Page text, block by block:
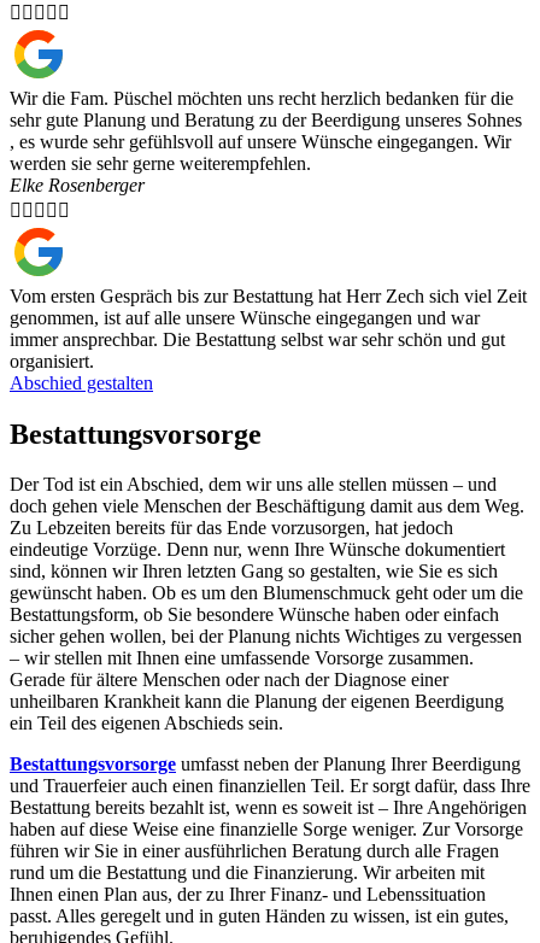
    
Wir die Fam. Püschel möchten uns recht herzlich bedanken für die
sehr gute Planung und Beratung zu der Beerdigung unseres Sohnes
, es wurde sehr gefühlsvoll auf unsere Wünsche eingegangen. Wir
werden sie sehr gerne weiterempfehlen.
Elke Rosenberger
    
Vom ersten Gespräch bis zur Bestattung hat Herr Zech sich viel Zeit
genommen, ist auf alle unsere Wünsche eingegangen und war
immer ansprechbar. Die Bestattung selbst war sehr schön und gut
organisiert.
Abschied gestalten
Bestattungsvorsorge
Der Tod ist ein Abschied, dem wir uns alle stellen müssen – und
doch gehen viele Menschen der Beschäftigung damit aus dem Weg.
Zu Lebzeiten bereits für das Ende vorzusorgen, hat jedoch
eindeutige Vorzüge. Denn nur, wenn Ihre Wünsche dokumentiert
sind, können wir Ihren letzten Gang so gestalten, wie Sie es sich
gewünscht haben. Ob es um den Blumenschmuck geht oder um die
Bestattungsform, ob Sie besondere Wünsche haben oder einfach
sicher gehen wollen, bei der Planung nichts Wichtiges zu vergessen
– wir stellen mit Ihnen eine umfassende Vorsorge zusammen.
Gerade für ältere Menschen oder nach der Diagnose einer
unheilbaren Krankheit kann die Planung der eigenen Beerdigung
ein Teil des eigenen Abschieds sein.
Bestattungsvorsorge umfasst neben der Planung Ihrer Beerdigung
und Trauerfeier auch einen finanziellen Teil. Er sorgt dafür, dass Ihre
Bestattung bereits bezahlt ist, wenn es soweit ist – Ihre Angehörigen
haben auf diese Weise eine finanzielle Sorge weniger. Zur Vorsorge
führen wir Sie in einer ausführlichen Beratung durch alle Fragen
rund um die Bestattung und die Finanzierung. Wir arbeiten mit
Ihnen einen Plan aus, der zu Ihrer Finanz- und Lebenssituation
passt. Alles geregelt und in guten Händen zu wissen, ist ein gutes,
beruhigendes Gefühl.